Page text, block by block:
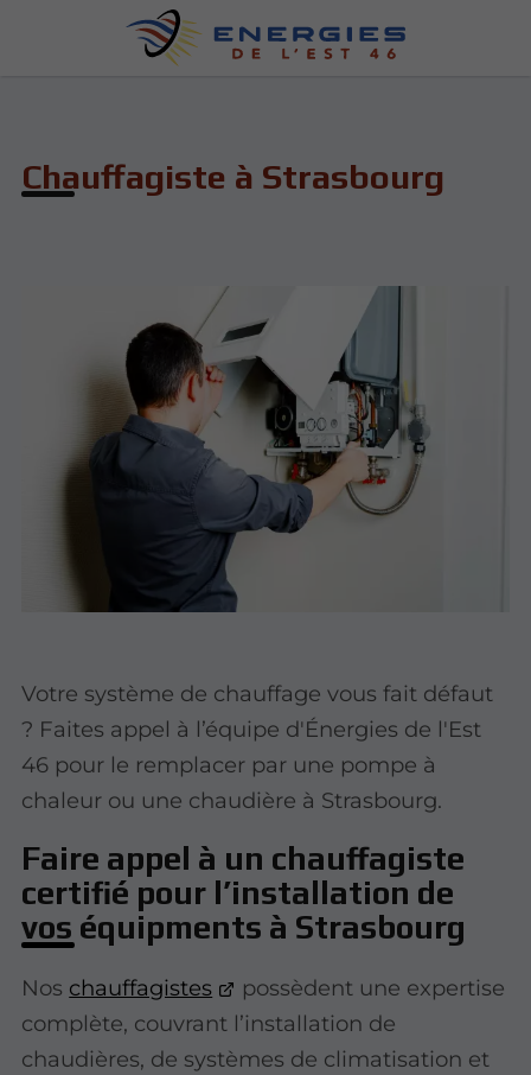
Chauffagiste à Strasbourg
Votre système de chauffage vous fait défaut
? Faites appel à l’équipe d'Énergies de l'Est
46 pour le remplacer par une pompe à
chaleur ou une chaudière à Strasbourg.
Faire appel à un chauffagiste
certifié pour l’installation de
vos équipments à Strasbourg
Nos chauffagistes
possèdent une expertise
complète, couvrant l’installation de
chaudières, de systèmes de climatisation et